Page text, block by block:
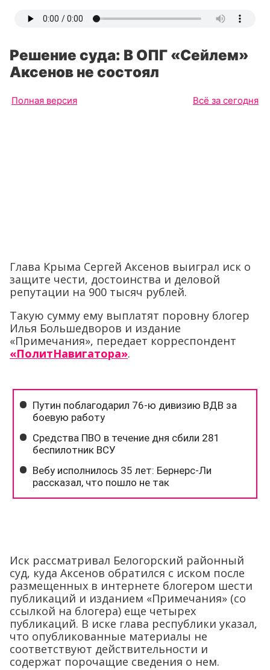
Решение суда: В ОПГ «Сейлем»
Аксенов не состоял
Полная версия Всё за сегодня
Глава Крыма Сергей Аксенов выиграл иск о
защите чести, достоинства и деловой
репутации на 900 тысяч рублей.
Такую сумму ему выплатят поровну блогер
Илья Большедворов и издание
«Примечания», передает корреспондент
«ПолитНавигатора».
Иск рассматривал Белогорский районный
суд, куда Аксенов обратился с иском после
размещенных в интернете блогером шести
публикаций и изданием «Примечания» (со
ссылкой на блогера) еще четырех
публикаций. В иске глава республики указал,
что опубликованные материалы не
соответствуют действительности и
содержат порочащие сведения о нем.